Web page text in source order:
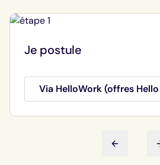
Je postule
Via HelloWork (offres